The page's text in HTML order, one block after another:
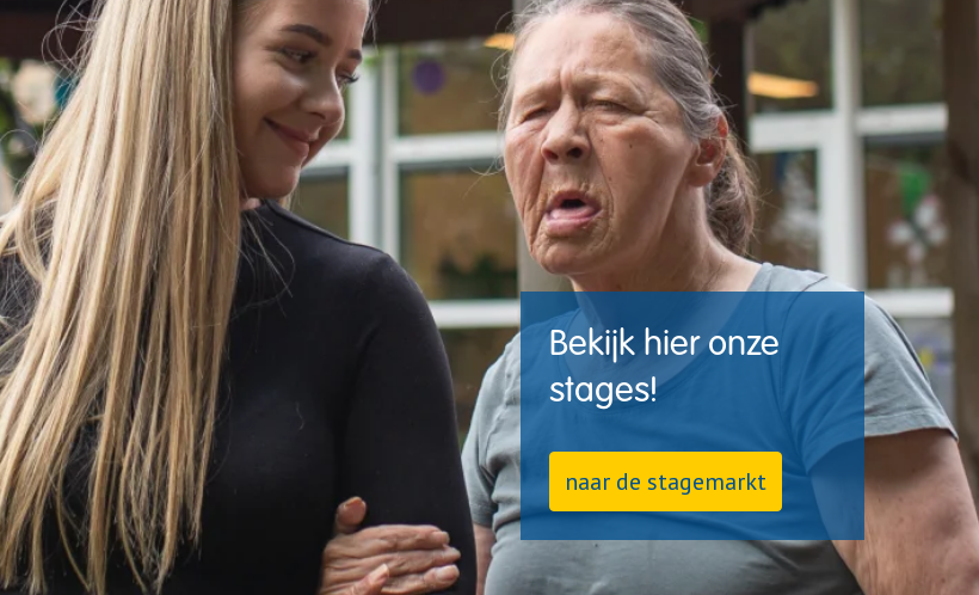
Bekijk hier onze
stages!
naar de stagemarkt